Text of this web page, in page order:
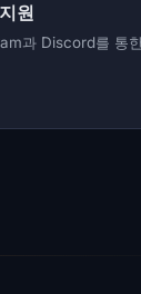
원
과 Discord를 통